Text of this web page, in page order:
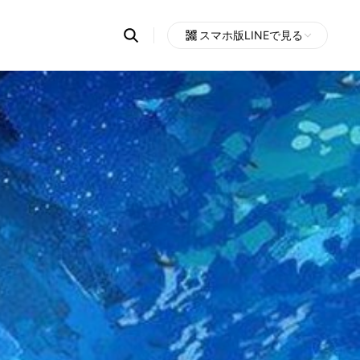
Search
OpenChats
messages
search
area
スマホ版LINEで見る